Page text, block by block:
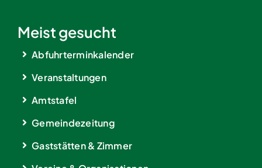
Meist gesucht
Abfuhrterminkalender
Veranstaltungen
Amtstafel
Gemeindezeitung
Gaststätten & Zimmer